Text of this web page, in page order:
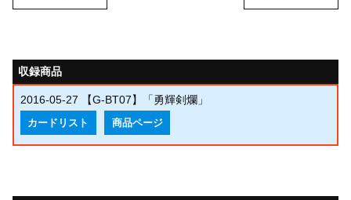
収録商品
2016-05-27 【G-BT07】「勇輝剣爛」
カードリスト 商品ページ